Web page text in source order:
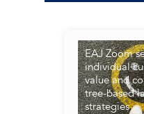
EAJ Zoom
individual
value and
tree-based
strategies